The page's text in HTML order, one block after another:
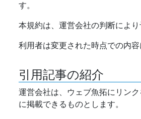
す。
本規約は、運営会社の判断によ
利用者は変更された時点での内
引用記事の紹介
運営会社は、ウェブ魚拓にリン
に掲載できるものとします。